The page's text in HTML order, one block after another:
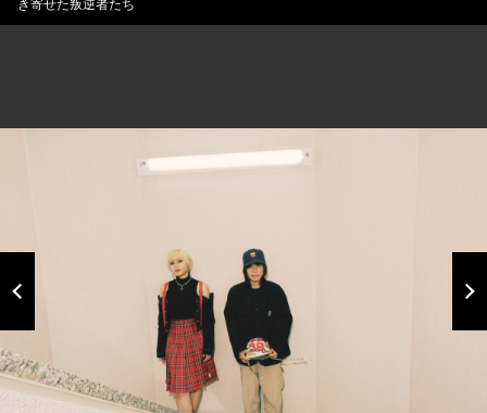
き寄せた叛逆者たち